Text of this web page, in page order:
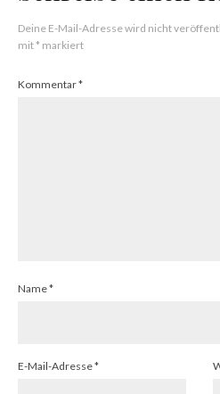
Deine E-Mail-Adresse wird nicht
mit* markiert
Kommentar*
Name*
E-Mail-Adresse*